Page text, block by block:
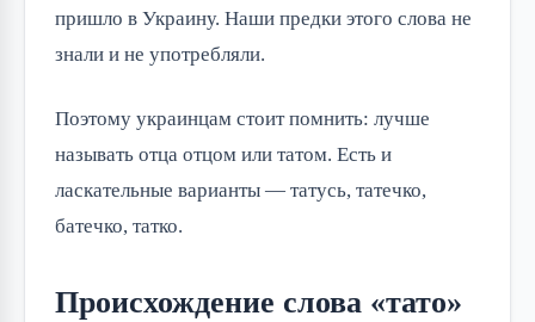
пришло в Украину. Наши предки этого слова не
знали и не употребляли.
Поэтому украинцам стоит помнить: лучше
называть отца отцом или татом. Есть и
ласкательные варианты — татусь, татечко,
батечко, татко.
Происхождение слова «тато»